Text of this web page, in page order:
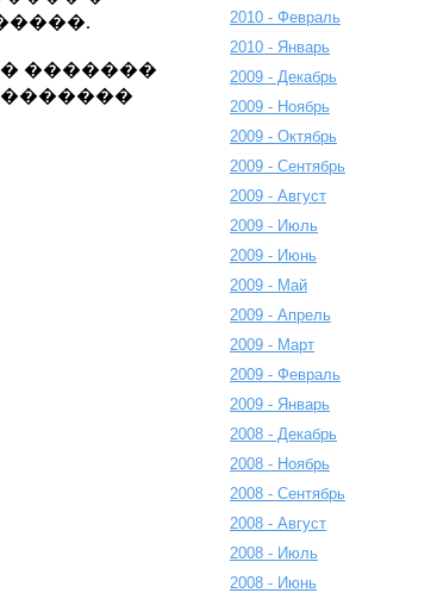
�������
2010 - Февраль
2010 - Январь
2009 - Декабрь
2009 - Ноябрь
2009 - Октябрь
2009 - Сентябрь
2009 - Август
2009 - Июль
2009 - Июнь
2009 - Май
2009 - Апрель
2009 - Март
2009 - Февраль
2009 - Январь
2008 - Декабрь
2008 - Ноябрь
2008 - Сентябрь
2008 - Август
2008 - Июль
2008 - Июнь